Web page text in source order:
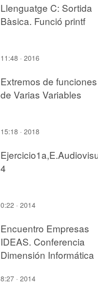
Llenguatge C: Sortida
Bàsica. Funció printf
11:48 · 2016
Extremos de funciones
de Varias Variables
15:18 · 2018
4
0:22 · 2014
Encuentro Empresas
IDEAS. Conferencia
Dimensión Informática
8:27 · 2014